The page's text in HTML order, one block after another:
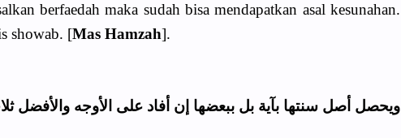
berfaedah maka sudah bisa mendapatkan asal kesunahan.
showab. [Mas Hamzah].
ويحصل أصل سنتها بآية بل ببعضها إن أفاد على الأوجه والأفضل